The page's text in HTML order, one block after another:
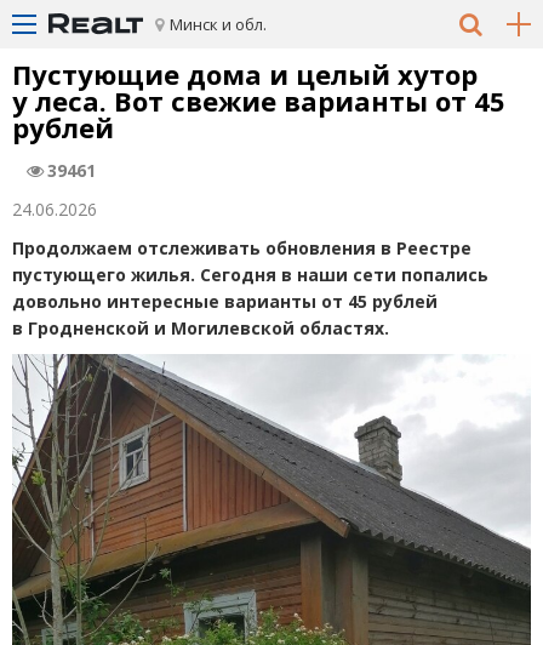
Минск и обл.
Пустующие дома и целый хутор
у леса. Вот свежие варианты от 45
рублей
39461
24.06.2026
Продолжаем отслеживать обновления в Реестре
пустующего жилья. Сегодня в наши сети попались
довольно интересные варианты от 45 рублей
в Гродненской и Могилевской областях.